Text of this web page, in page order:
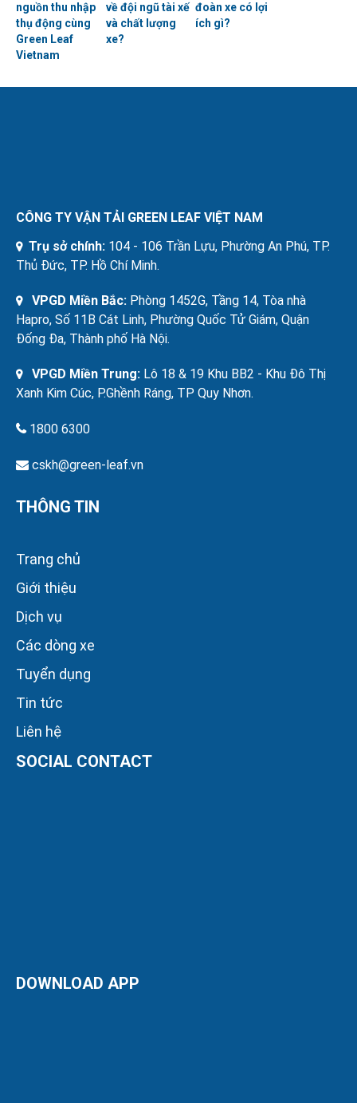
nguồn thu nhập
thụ động cùng
Green Leaf
Vietnam
về đội ngũ tài xế
và chất lượng
xe?
đoàn xe có lợi
ích gì?
CÔNG TY VẬN TẢI GREEN LEAF VIỆT NAM
Trụ sở chính: 104 - 106 Trần Lựu, Phường An Phú, TP.
Thủ Đức, TP. Hồ Chí Minh.
VPGD Miền Bắc: Phòng 1452G, Tầng 14, Tòa nhà
Hapro, Số 11B Cát Linh, Phường Quốc Tử Giám, Quận
Đống Đa, Thành phố Hà Nội.
VPGD Miền Trung: Lô 18 & 19 Khu BB2 - Khu Đô Thị
Xanh Kim Cúc, P.Ghềnh Ráng, TP Quy Nhơn.
1800 6300
cskh@green-leaf.vn
THÔNG TIN
Trang chủ
Giới thiệu
Dịch vụ
Các dòng xe
Tuyển dụng
Tin tức
Liên hệ
SOCIAL CONTACT
DOWNLOAD APP